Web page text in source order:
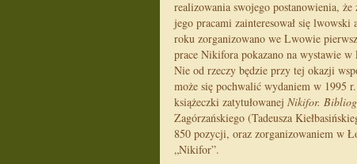
realizowania swojego postanowienia,
jego pracami zainteresował się
roku zorganizowano we Lwowie
prace Nikifora pokazano na wystawie w
Nie od rzeczy będzie przy tej okazji
może się pochwalić wydaniem w 1995
książeczki zatytułowanej Nikifor.
Zagórzańskiego (Tadeusza
850 pozycji, oraz zorganizowaniem w
„Nikifor”.